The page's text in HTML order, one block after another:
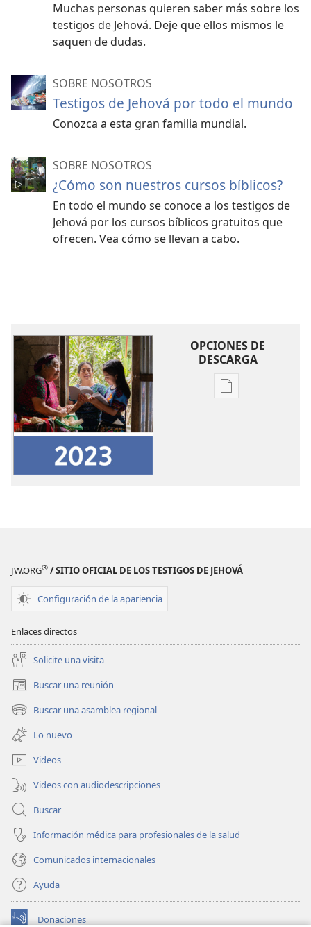
Muchas personas quieren saber más sobre los
testigos de Jehová. Deje que ellos mismos le
saquen de dudas.
SOBRE NOSOTROS
Testigos de Jehová por todo el mundo
Conozca a esta gran familia mundial.
SOBRE NOSOTROS
¿Cómo son nuestros cursos bíblicos?
En todo el mundo se conoce a los testigos de
Jehová por los cursos bíblicos gratuitos que
ofrecen. Vea cómo se llevan a cabo.
OPCIONES DE
DESCARGA
Opciones
Jehová
servicio
JW.ORG® / SITIO OFICIAL DE LOS TESTIGOS DE JEHOVÁ
Configuración de la apariencia
Enlaces directos
Solicite una visita
Buscar una reunión
(abre
una
nueva
ventana)
Buscar una asamblea regional
(abre
una
nueva
ventana)
Lo nuevo
Videos
Videos con audiodescripciones
Buscar
Información médica para profesionales de la salud
Comunicados internacionales
Ayuda
Donaciones